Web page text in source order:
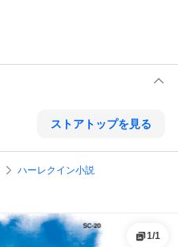
ストアトップを見る
ハーレクイン小説
1/1